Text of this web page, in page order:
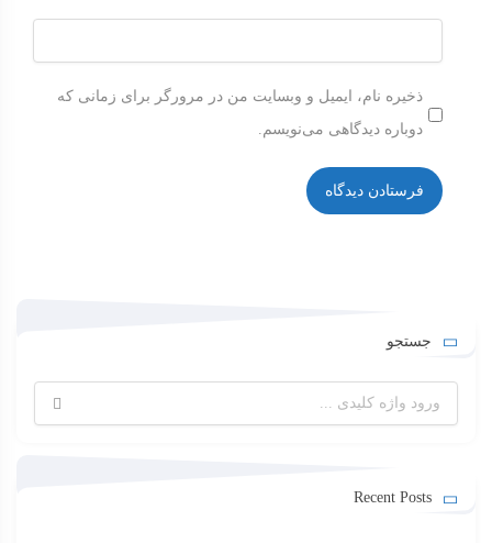
ذخیره نام، ایمیل و وبسایت من در مرورگر برای زمانی که
دوباره دیدگاهی می‌نویسم.
جستجو
برای:
Recent Posts